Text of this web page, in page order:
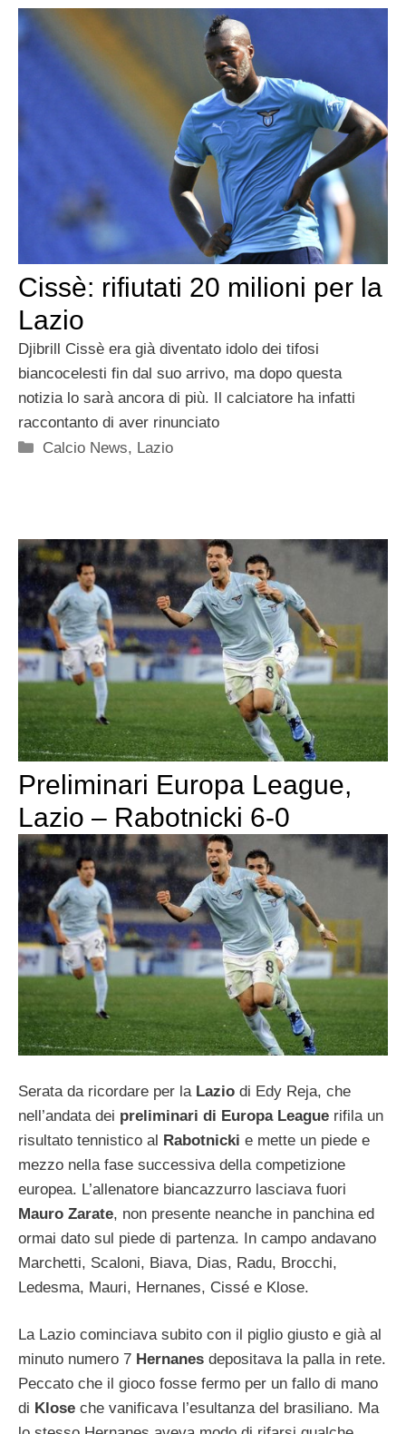
Cissè: rifiutati 20 milioni per la
Lazio
Djibrill Cissè era già diventato idolo dei tifosi
biancocelesti fin dal suo arrivo, ma dopo questa
notizia lo sarà ancora di più. Il calciatore ha infatti
raccontanto di aver rinunciato
Categorie
Calcio News, Lazio
Preliminari Europa League,
Lazio – Rabotnicki 6-0
Serata da ricordare per la Lazio di Edy Reja, che
nell’andata dei preliminari di Europa League rifila un
risultato tennistico al Rabotnicki e mette un piede e
mezzo nella fase successiva della competizione
europea. L’allenatore biancazzurro lasciava fuori
Mauro Zarate, non presente neanche in panchina ed
ormai dato sul piede di partenza. In campo andavano
Marchetti, Scaloni, Biava, Dias, Radu, Brocchi,
Ledesma, Mauri, Hernanes, Cissé e Klose.
La Lazio cominciava subito con il piglio giusto e già al
minuto numero 7 Hernanes depositava la palla in rete.
Peccato che il gioco fosse fermo per un fallo di mano
di Klose che vanificava l’esultanza del brasiliano. Ma